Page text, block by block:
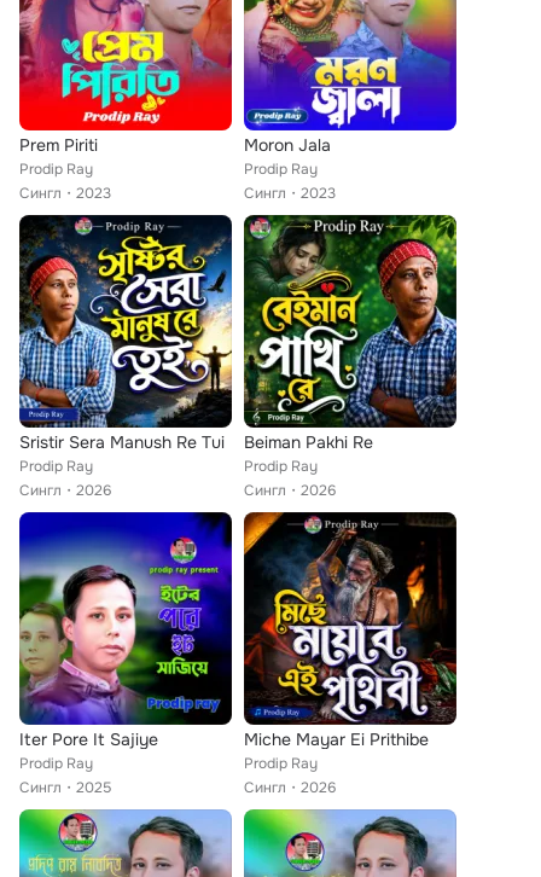
Prem Piriti
Prodip Ray
Сингл
2023
Moron Jala
Prodip Ray
Сингл
2023
Sristir Sera Manush Re Tui
Prodip Ray
Сингл
2026
Beiman Pakhi Re
Prodip Ray
Сингл
2026
Iter Pore It Sajiye
Prodip Ray
Сингл
2025
Miche Mayar Ei Prithibe
Prodip Ray
Сингл
2026